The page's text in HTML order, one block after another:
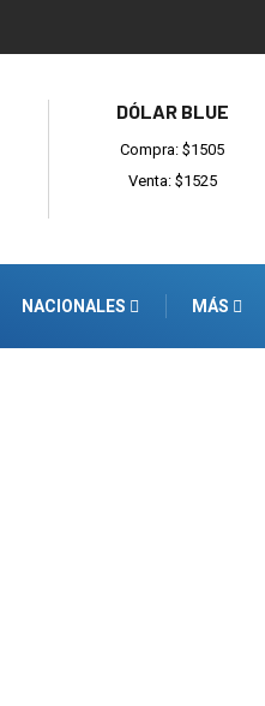
DÓLAR BLUE
Compra: $1505
Venta: $1525
NACIONALES MÁS